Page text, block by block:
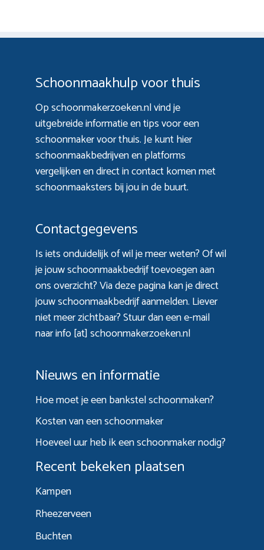
Schoonmaakhulp voor thuis
Op schoonmakerzoeken.nl vind je
uitgebreide informatie en tips voor een
schoonmaker voor thuis. Je kunt hier
schoonmaakbedrijven en platforms
vergelijken en direct in contact komen met
schoonmaaksters bij jou in de buurt.
Contactgegevens
Is iets onduidelijk of wil je meer weten? Of wil
je jouw schoonmaakbedrijf toevoegen aan
ons overzicht? Viadeze paginakan je direct
jouw schoonmaakbedrijf aanmelden. Liever
niet meer zichtbaar? Stuur dan een e-mail
naar info [at] schoonmakerzoeken.nl
Nieuws en informatie
Hoe moet je een bankstel schoonmaken?
Kosten van een schoonmaker
Hoeveel uur heb ik een schoonmaker nodig?
Recent bekeken plaatsen
Kampen
Rheezerveen
Buchten